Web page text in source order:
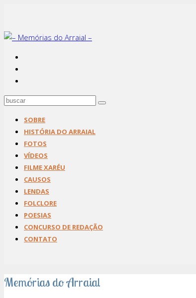
SOBRE
HISTÓRIA DO ARRAIAL
FOTOS
VÍDEOS
FILME XARÉU
CAUSOS
LENDAS
FOLCLORE
POESIAS
CONCURSO DE REDAÇÃO
CONTATO
Memórias do Arraial